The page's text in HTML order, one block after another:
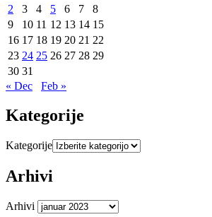
2
3 4 5 6 7
8
9
10 11 12 13 14 15
16 17 18 19 20 21 22
23 24 25 26 27 28 29
30 31
« Dec
Feb »
Kategorije
Kategorije
Arhivi
Arhivi